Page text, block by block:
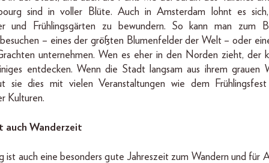
sind in voller Blüte. Auch in Amsterdam lohnt es
und Frühlingsgärten zu bewundern. So kann man zum
– eines der größten Blumenfelder der Welt – oder
unternehmen. Wen es eher in den Norden zieht, der
entdecken. Wenn die Stadt langsam aus ihrem grauen
sie dies mit vielen Veranstaltungen wie dem
Kulturen.
auch Wanderzeit
ist auch eine besonders gute Jahreszeit zum Wandern und für